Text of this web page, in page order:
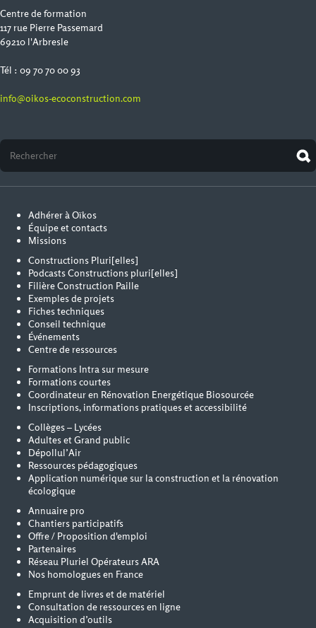
Centre de formation
117 rue Pierre Passemard
69210 l'Arbresle
Tél : 09 70 70 00 93
info@oikos-ecoconstruction.com
Adhérer à Oïkos
Équipe et contacts
Missions
Constructions Pluri[elles]
Podcasts Constructions pluri[elles]
Filière Construction Paille
Exemples de projets
Fiches techniques
Conseil technique
Événements
Centre de ressources
Formations Intra sur mesure
Formations courtes
Coordinateur en Rénovation Energétique Biosourcée
Inscriptions, informations pratiques et accessibilité
Collèges – Lycées
Adultes et Grand public
Dépollul’Air
Ressources pédagogiques
Application numérique sur la construction et la rénovation
écologique
Annuaire pro
Chantiers participatifs
Offre / Proposition d'emploi
Partenaires
Réseau Pluriel Opérateurs ARA
Nos homologues en France
Emprunt de livres et de matériel
Consultation de ressources en ligne
Acquisition d’outils